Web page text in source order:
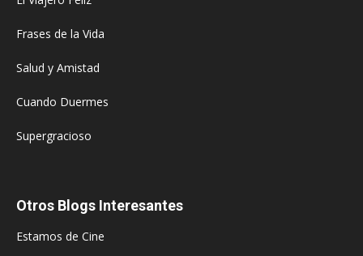
Frases de la Vida
Salud y Amistad
Cuando Duermes
Supergracioso
Otros Blogs Interesantes
Estamos de Cine